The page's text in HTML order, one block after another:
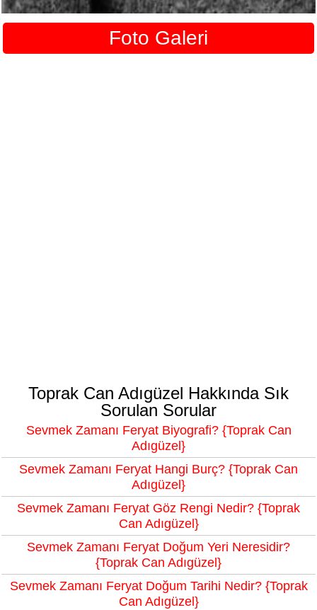
Foto Galeri
Toprak Can Adıgüzel Hakkında Sık
Sorulan Sorular
Sevmek Zamanı Feryat Biyografi? {Toprak Can
Adıgüzel}
Sevmek Zamanı Feryat Hangi Burç? {Toprak Can
Adıgüzel}
Sevmek Zamanı Feryat Göz Rengi Nedir? {Toprak
Can Adıgüzel}
Sevmek Zamanı Feryat Doğum Yeri Neresidir?
{Toprak Can Adıgüzel}
Sevmek Zamanı Feryat Doğum Tarihi Nedir? {Toprak
Can Adıgüzel}